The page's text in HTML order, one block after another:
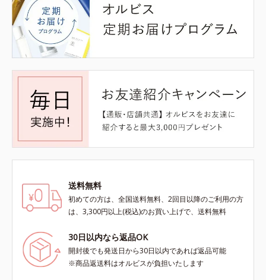
送料無料
初めての方は、全国送料無料、2回目以降のご利用の方
は、3,300円以上(税込)のお買い上げで、送料無料
30日以内なら返品OK
開封後でも発送日から30日以内であれば返品可能
※商品返送料はオルビスが負担いたします